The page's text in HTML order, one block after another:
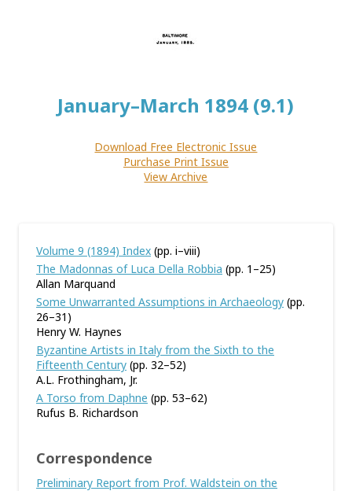
January–March 1894 (9.1)
Download Free Electronic Issue
Purchase Print Issue
View Archive
Volume 9 (1894) Index (pp. i–viii)
The Madonnas of Luca Della Robbia (pp. 1–25)
Allan Marquand
Some Unwarranted Assumptions in Archaeology (pp.
26–31)
Henry W. Haynes
Byzantine Artists in Italy from the Sixth to the
Fifteenth Century (pp. 32–52)
A.L. Frothingham, Jr.
A Torso from Daphne (pp. 53–62)
Rufus B. Richardson
Correspondence
Preliminary Report from Prof. Waldstein on the